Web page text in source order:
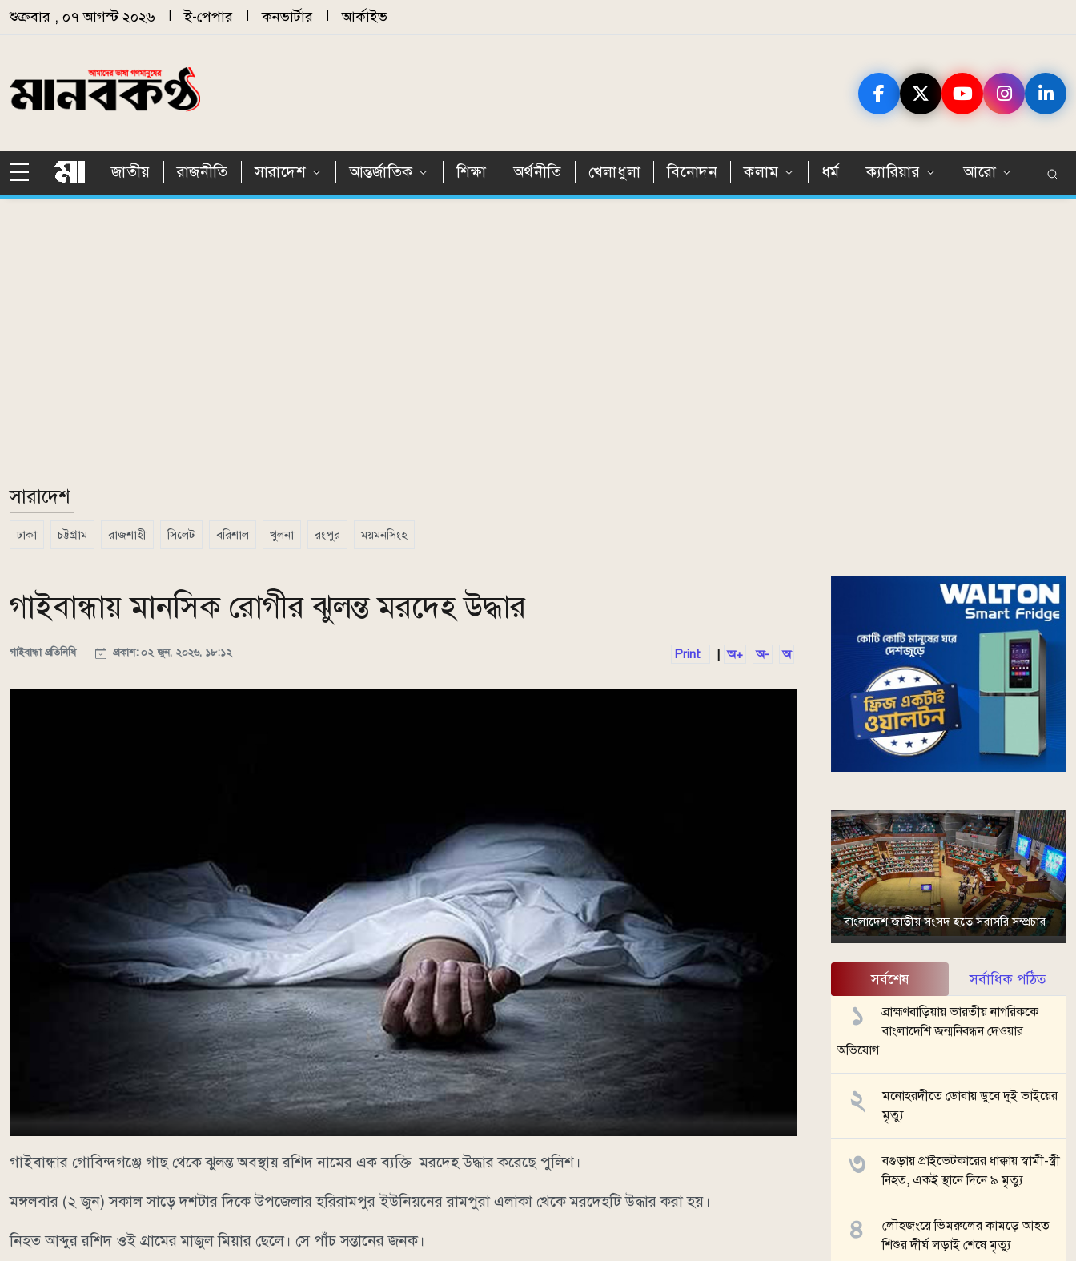
Skip to main content
শুক্রবার , ০৭ আগস্ট ২০২৬ ই-পেপার কনভার্টার আর্কাইভ
জাতীয় রাজনীতি সারাদেশ আন্তর্জাতিক শিক্ষা অর্থনীতি খেলাধুলা বিনোদন কলাম ধর্ম ক্যারিয়ার আরো
সারাদেশ
ঢাকা চট্টগ্রাম রাজশাহী সিলেট বরিশাল খুলনা রংপুর ময়মনসিংহ
গাইবান্ধায় মানসিক রোগীর ঝুলন্ত মরদেহ উদ্ধার
গাইবান্ধা প্রতিনিধি প্রকাশ: ০২ জুন, ২০২৬, ১৮:১২ Print অ+ অ- অ
গাইবান্ধার গোবিন্দগঞ্জে গাছ থেকে ঝুলন্ত অবস্থায় রশিদ নামের এক ব্যক্তি মরদেহ উদ্ধার করেছে পুলিশ।
মঙ্গলবার (২ জুন) সকাল সাড়ে দশটার দিকে উপজেলার হরিরামপুর ইউনিয়নের রামপুরা এলাকা থেকে মরদেহটি উদ্ধার করা হয়।
নিহত আব্দুর রশিদ ওই গ্রামের মাজুল মিয়ার ছেলে। সে পাঁচ সন্তানের জনক।
বাংলাদেশ জাতীয় সংসদ হতে সরাসরি সম্প্রচার
সর্বশেষ সর্বাধিক পঠিত
ব্রাহ্মণবাড়িয়ায় ভারতীয় নাগরিককে
বাংলাদেশি জন্মনিবন্ধন দেওয়ার
অভিযোগ
মনোহরদীতে ডোবায় ডুবে দুই ভাইয়ের
মৃত্যু
বগুড়ায় প্রাইভেটকারের ধাক্কায় স্বামী-স্ত্রী
নিহত, একই স্থানে দিনে ৯ মৃত্যু
লৌহজংয়ে ভিমরুলের কামড়ে আহত
শিশুর দীর্ঘ লড়াই শেষে মৃত্যু